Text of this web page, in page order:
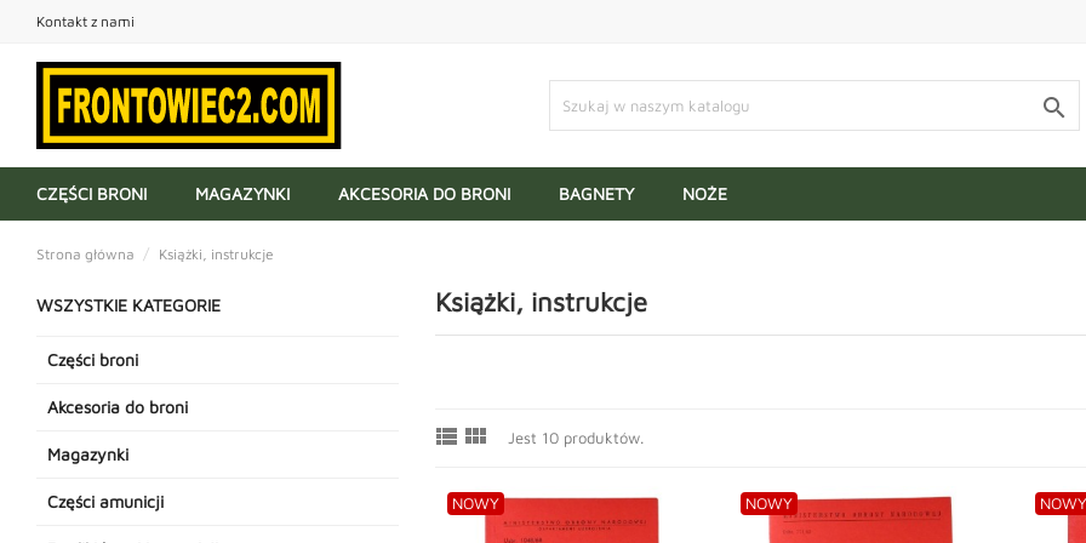
Kontakt z nami

CZĘŚCI BRONI MAGAZYNKI AKCESORIA DO BRONI BAGNETY NOŻE
Strona główna Książki, instrukcje
WSZYSTKIE KATEGORIE
Części broni
Akcesoria do broni
Magazynki
Części amunicji
Książki, instrukcje
  Jest 10 produktów.
NOWY NOWY NOWY